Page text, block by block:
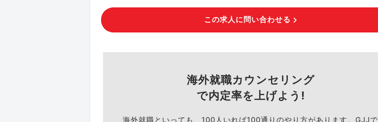
この求人に問い合わせる
海外就職カウンセリング
で内定率を上げよう!
海外就職といっても、100人いれば100通りのやり方があります。GJJで